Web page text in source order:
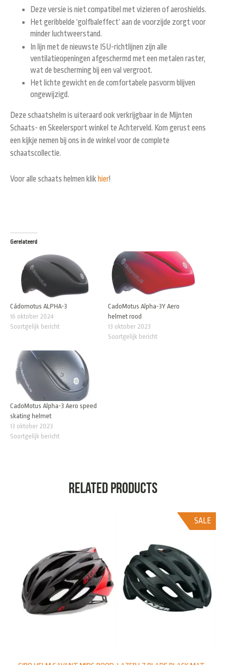
Deze versie is niet compatibel met vizieren of aeroshields.
Het geribbelde ‘golfbaleffect’ aan de voorzijde zorgt voor
minder luchtweerstand.
In lijn met de nieuwste ISU-richtlijnen zijn alle
ventilatieopeningen afgeschermd met een metalen raster,
wat de bescherming bij een val vergroot.
Het lichte gewicht en de comfortabele pasvorm blijven
ongewijzigd.
Deze schaatshelm is uiteraard ook verkrijgbaar in de Mijnten
Schaats- en Skeelersport winkel te Achterveld. Kom gerust eens
een kijkje nemen bij ons in de winkel voor de complete
schaatscollectie.
Voor alle schaats helmen klik hier!
Gerelateerd
Cádomotus ALPHA-3
16 oktober 2024
Soortgelijk bericht
CadoMotus Alpha-3Y Aero
helmet rood
13 oktober 2023
Soortgelijk bericht
CadoMotus Alpha-3 Aero speed
skating helmet
13 oktober 2023
Soortgelijk bericht
Related products
SALE